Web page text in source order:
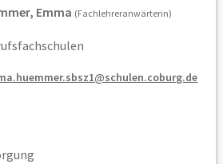
Emma (Fachlehreranwärterin)